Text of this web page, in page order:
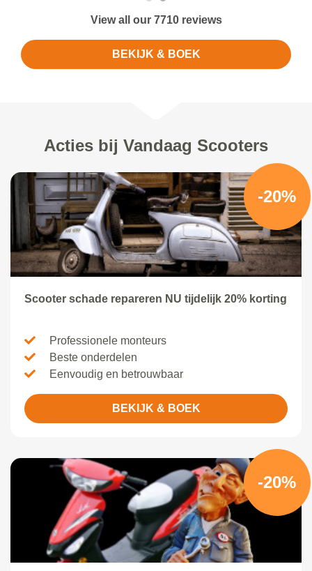
View all our 7710 reviews
BEKIJK & BOEK
Acties bij Vandaag Scooters
-20%
Scooter schade repareren NU tijdelijk 20% korting
Professionele monteurs
Beste onderdelen
Eenvoudig en betrouwbaar
BEKIJK & BOEK
-20%